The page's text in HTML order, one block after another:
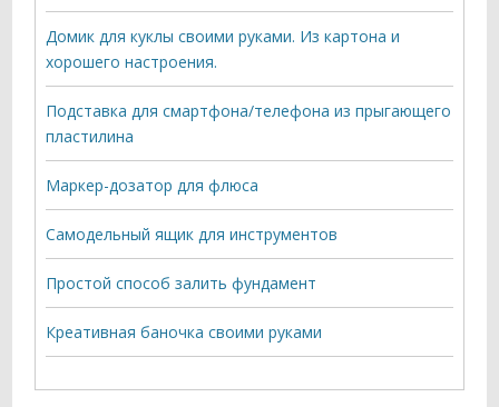
Домик для куклы своими руками. Из картона и
хорошего настроения.
Подставка для смартфона/телефона из прыгающего
пластилина
Маркер-дозатор для флюса
Самодельный ящик для инструментов
Простой способ залить фундамент
Креативная баночка своими руками